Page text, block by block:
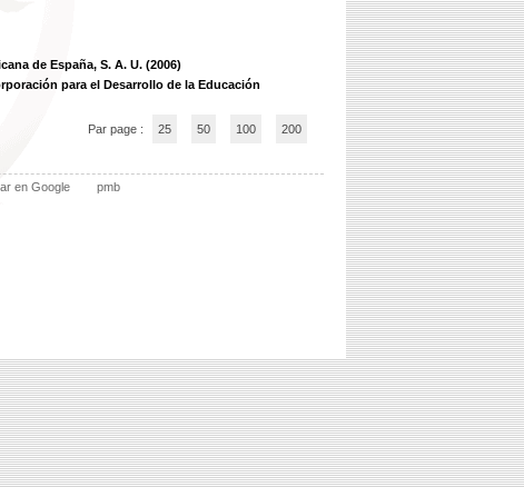
de España, S. A. U. (2006)
para el Desarrollo de la Educación
Par page : 25 50 100 200
en Google pmb